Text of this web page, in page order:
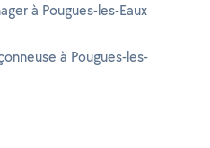
à Pougues-les-Eaux
à Pougues-les-